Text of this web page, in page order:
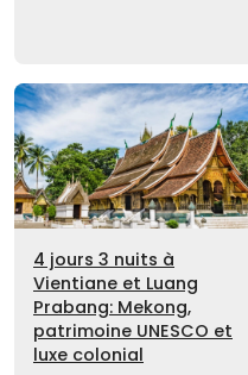
4 jours 3 nuits à
Vientiane et Luang
Prabang: Mekong,
patrimoine UNESCO et
luxe colonial